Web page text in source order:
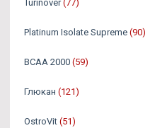
Turinover (77)
Platinum Isolate Supreme (90)
BCAA 2000 (59)
Глюкан (121)
OstroVit (51)